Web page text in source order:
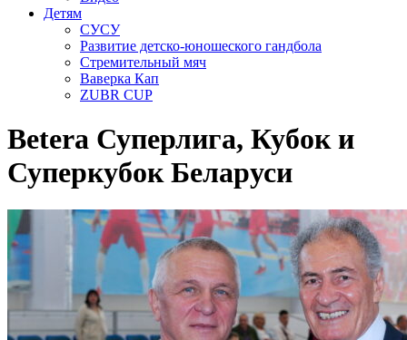
Детям
СУСУ
Развитие детско-юношеского гандбола
Стремительный мяч
Ваверка Кап
ZUBR CUP
Betera Суперлига, Кубок и
Суперкубок Беларуси